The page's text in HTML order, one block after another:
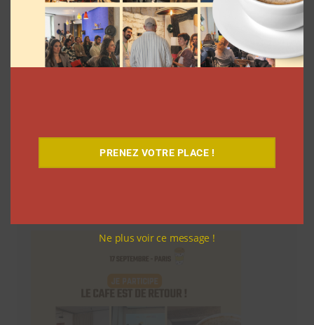
PRENEZ VOTRE PLACE !
Ne plus voir ce message !